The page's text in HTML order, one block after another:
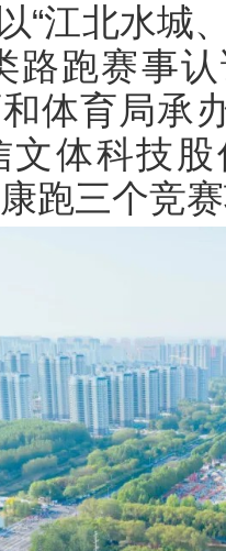
北水城、
路跑赛事
体育局承
文体科技
跑三个竞